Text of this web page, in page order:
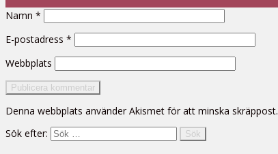
Namn *
E-postadress *
Webbplats
Denna webbplats använder Akismet för att minska skräppost.
Sök efter: